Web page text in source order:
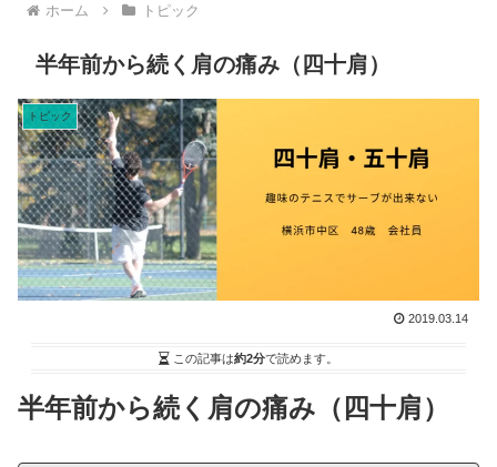
ホーム トピック
半年前から続く肩の痛み（四十肩）
トピック
2019.03.14
この記事は約2分で読めます。
半年前から続く肩の痛み（四十肩）